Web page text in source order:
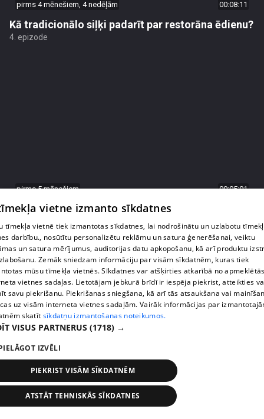
pirms 4 mēnešiem, 4 nedēļām 00:08:11
pirms 5 mēnešiem
Dr. Sirmais māca Ainaram Bumbierim pagatavot
"prostitūtu" pastu
3. epizode
vietne izmanto sīkdatnes
tīmekļa vietnē tiek izmantotas sīkdatnes, lai nodrošinātu un uzlabotu
darbību., nosūtītu personalizētu reklāmu un satura ģenerēšanai, veiktu
un satura mērījumus, auditorijas datu apkopošanu, kā arī produktu
Zemāk sniedzam informāciju par visām sīkdatnēm, kuras tiek
mūsu tīmekļa vietnēs. Sīkdatnes var atšķirties atkarībā no
vietnes sadaļas. Lietotājam jebkurā brīdī ir iespēja piekrist, atteikties
savu piekrišanu. Piekrišanas sniegšana, kā arī tās atsaukšana vai
uz visām interneta vietnes sadaļām. Vairāk informācijas par
skatīt sīkdatņu izmantošanas noteikumos.
VISUS PARTNERUS (1718) →
IZVĒLI
PIEKRIST VISĀM SĪKDATNĒM
ATSTĀT TEHNISKĀS SĪKDATNES